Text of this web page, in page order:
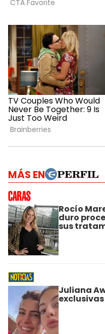
MÁS EN
Rocío
duro
sus
Juliana